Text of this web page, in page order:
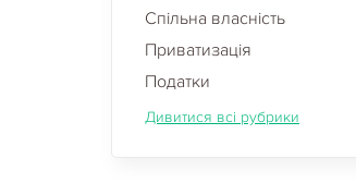
Спільна власність
Приватизація
Податки
Дивитися всі рубрики